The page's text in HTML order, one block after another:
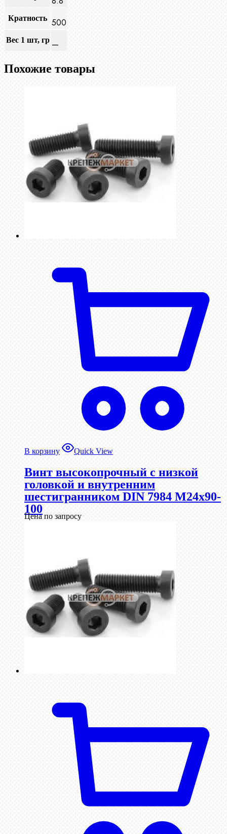
Кратность 500
Вес 1 шт, гр —
Похожие товары
В корзину Quick View
Винт высокопрочный с низкой
головкой и внутренним
шестигранником DIN 7984 М24х90-
100
Цена по запросу